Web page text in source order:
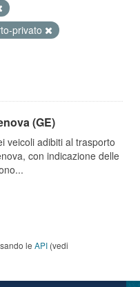
privato
(GE)
veicoli adibiti al trasporto
con indicazione delle
le API (vedi